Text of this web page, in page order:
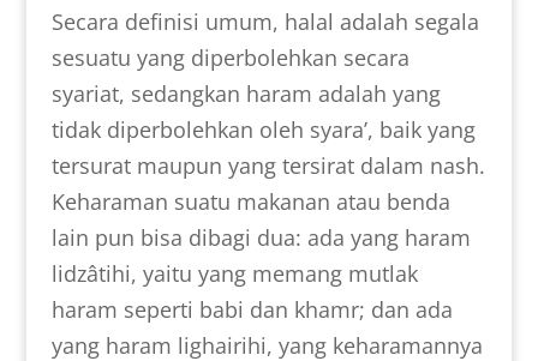
Secara definisi umum, halal adalah segala
sesuatu yang diperbolehkan secara
syariat, sedangkan haram adalah yang
tidak diperbolehkan oleh syara’, baik yang
tersurat maupun yang tersirat dalam nash.
Keharaman suatu makanan atau benda
lain pun bisa dibagi dua: ada yang haram
lidzâtihi, yaitu yang memang mutlak
haram seperti babi dan khamr; dan ada
yang haram lighairihi, yang keharamannya